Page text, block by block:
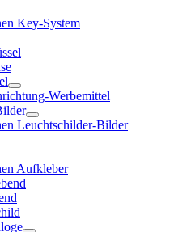
Key-System
Werbemittel
Leuchtschilder-Bilder
Aufkleber